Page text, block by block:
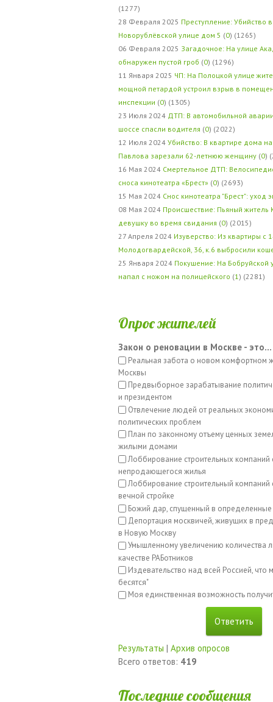
(1277)
28 Февраля 2025 Преступление: Убийство
Новорублёвской улице дом 5 (0) (1265)
06 Февраля 2025 Загадочное: На улице
обнаружен пустой гроб (0) (1296)
11 Января 2025 ЧП: На Полоцкой улице
мощной петардой устроил взрыв в
инспекции (0) (1305)
23 Июля 2024 ДТП: В автомобильной
шоссе спасли водителя (0) (2022)
12 Июля 2024 Убийство: В квартире дома
Павлова зарезали 62-летнюю женщину (0)
16 Мая 2024 Смертельное ДТП:
сноса кинотеатра «Брест» (0) (2693)
15 Мая 2024 Снос кинотеатра "Брест": уход
08 Мая 2024 Происшествие: Пьяный житель
девушку во время свидания (0) (2015)
27 Апреля 2024 Изуверство: Из квартиры с
Молодогвардейской, 36, к.6 выбросили
25 Января 2024 Покушение: На Бобруйской
напал с ножом на полицейского (1 ) (2281)
Опрос жителей
Закон о реновации в Москве - это...
Реальная забота о новом комфортном
Москвы
Предвыборное зарабатывание
и президентом
Отвлечение людей от реальных
политических проблем
План по законному отъему ценных
жилыми домами
Лоббирование строительных компаний
непродающегося жилья
Лоббирование строительный компаний
вечной стройке
Божий дар, спущенный в
Депортация москвичей, живущих в
в Новую Москву
Умышленному увеличению количества
качестве РАБотников
Издевательство над всей Россией, что
бесятся"
Моя единственная возможность
Результаты | Архив опросов
Всего ответов: 419
Последние сообщения